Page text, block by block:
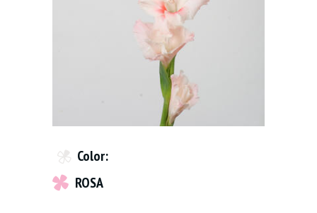
Color:
ROSA